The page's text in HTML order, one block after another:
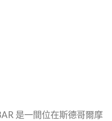
是一間位在斯德哥爾摩